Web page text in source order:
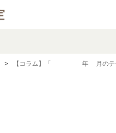
【コラム】「2021年8月のテー